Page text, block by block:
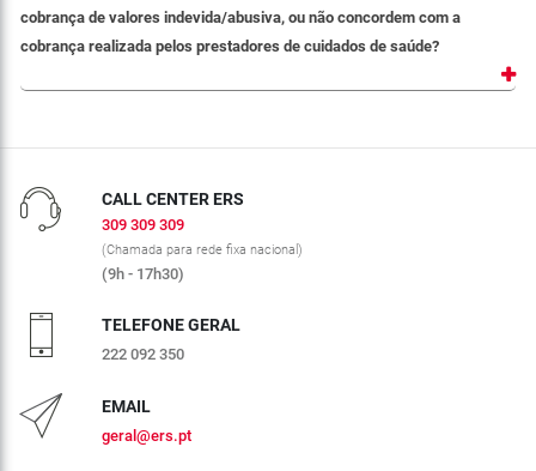
cobrança de valores indevida/abusiva, ou não concordem com a
cobrança realizada pelos prestadores de cuidados de saúde?
CALL CENTER ERS
309 309 309
(Chamada para rede fixa nacional)
(9h - 17h30)
TELEFONE GERAL
222 092 350
EMAIL
geral@ers.pt